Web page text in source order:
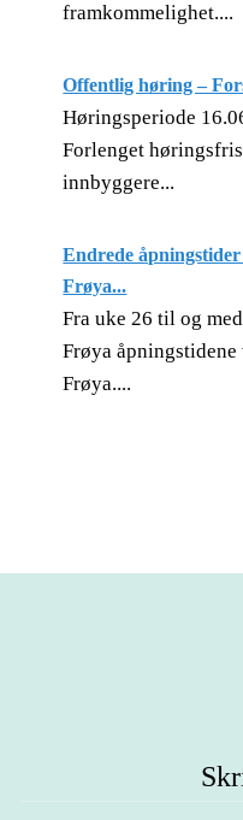
framkommelighet....
Offentlig høring –
Høringsperiode
Forlenget
innbyggere...
Endrede
Frøya...
Fra uke 26 til og
Frøya
Frøya....